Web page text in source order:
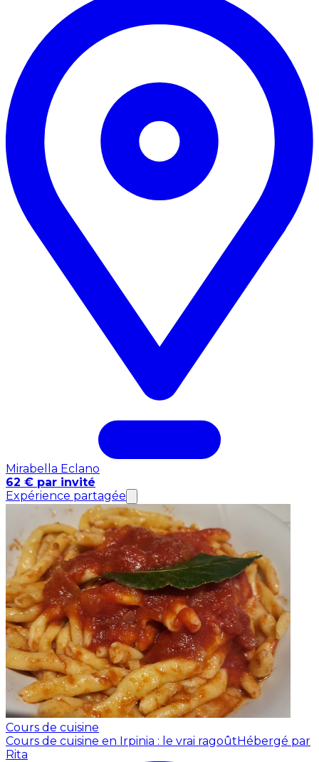
Mirabella Eclano
62 € par invité
Expérience partagée
Cours de cuisine
Cours de cuisine en Irpinia : le vrai ragoûtHébergé par
Rita